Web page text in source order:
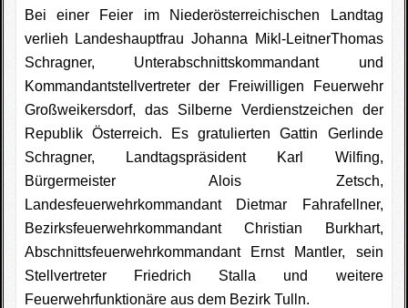
Bei einer Feier im Niederösterreichischen Landtag
verlieh Landeshauptfrau Johanna Mikl-LeitnerThomas
Schragner, Unterabschnittskommandant und
Kommandantstellvertreter der Freiwilligen Feuerwehr
Großweikersdorf, das Silberne Verdienstzeichen der
Republik Österreich. Es gratulierten Gattin Gerlinde
Schragner, Landtagspräsident Karl Wilfing,
Bürgermeister Alois Zetsch,
Landesfeuerwehrkommandant Dietmar Fahrafellner,
Bezirksfeuerwehrkommandant Christian Burkhart,
Abschnittsfeuerwehrkommandant Ernst Mantler, sein
Stellvertreter Friedrich Stalla und weitere
Feuerwehrfunktionäre aus dem Bezirk Tulln.